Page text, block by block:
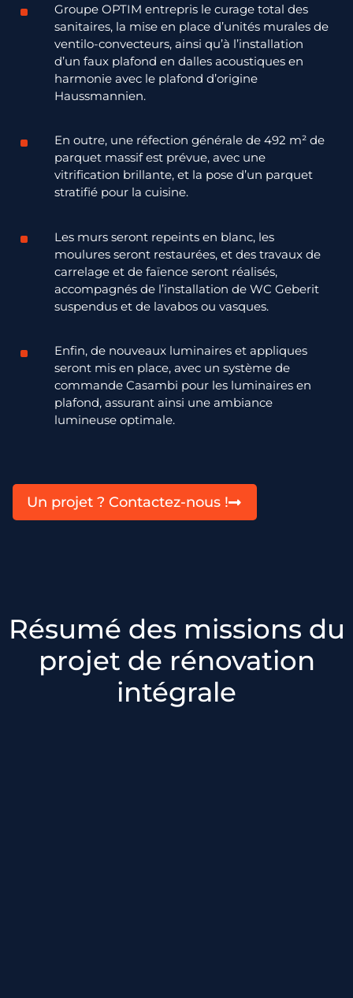
Groupe OPTIM entrepris le curage total des
sanitaires, la mise en place d’unités murales de
ventilo-convecteurs, ainsi qu’à l’installation
d’un faux plafond en dalles acoustiques en
harmonie avec le plafond d’origine
Haussmannien.
En outre, une réfection générale de 492 m² de
parquet massif est prévue, avec une
vitrification brillante, et la pose d’un parquet
stratifié pour la cuisine.
Les murs seront repeints en blanc, les
moulures seront restaurées, et des travaux de
carrelage et de faïence seront réalisés,
accompagnés de l’installation de WCGeberit
suspendus et de lavabos ou vasques.
Enfin, de nouveaux luminaires et appliques
seront mis en place, avec un système de
commandeCasambi pour les luminaires en
plafond, assurant ainsi une ambiance
lumineuse optimale.
Un projet ? Contactez-nous !
Résumé des missions du
projet de rénovation
intégrale